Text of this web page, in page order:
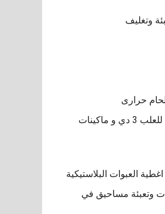
وتغليف
حرارى
ماكينات التغليف بالسلوفان للعلب 3 دي و ماكينات
العبوات البلاستيكية
وتعبئة مساحيق في